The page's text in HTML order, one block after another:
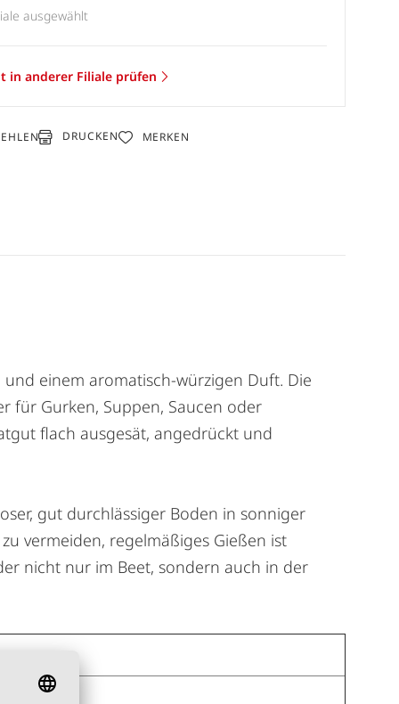
ausgewählt
in anderer Filiale prüfen
DRUCKEN MERKEN
einem aromatisch-würzigen Duft. Die
für Gurken, Suppen, Saucen oder
flach ausgesät, angedrückt und
gut durchlässiger Boden in sonniger
vermeiden, regelmäßiges Gießen ist
nicht nur im Beet, sondern auch in der